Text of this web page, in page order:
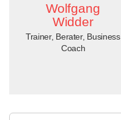
Wolfgang
Widder
Trainer, Berater, Business
Coach